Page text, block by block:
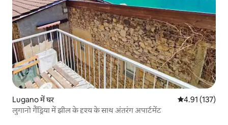
Lugano में घर औसत रेटिंग 5 में से
4.91 (137)
लुगानो गैंड्रिया में झील के दृश्य के साथ अंतरंग अपार्टमेंट